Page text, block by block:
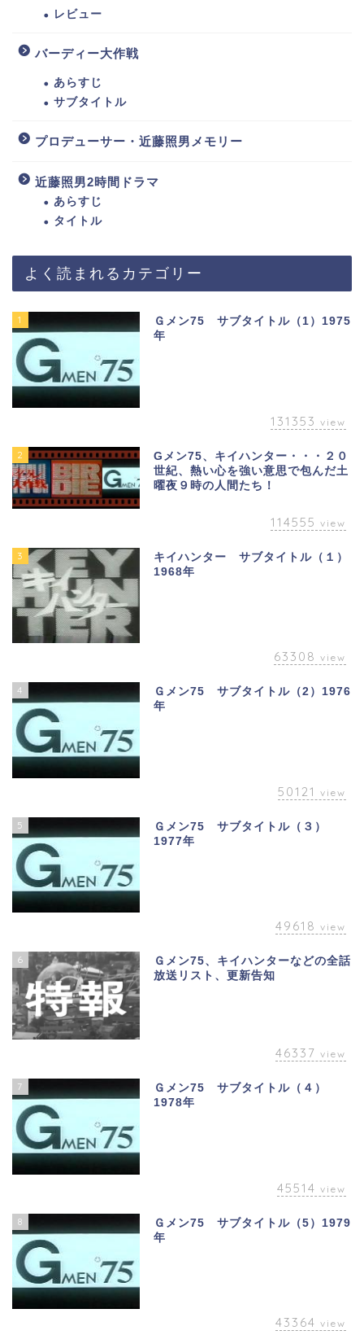
レビュー
バーディー大作戦
あらすじ
サブタイトル
プロデューサー・近藤照男メモリー
近藤照男2時間ドラマ
あらすじ
タイトル
よく読まれるカテゴリー
1
Ｇメン75 サブタイトル（1）1975
年
131353 view
2
Gメン75、キイハンター・・・２０
世紀、熱い心を強い意思で包んだ土
曜夜９時の人間たち！
114555 view
3
キイハンター サブタイトル（１）
1968年
63308 view
4
Ｇメン75 サブタイトル（2）1976
年
50121 view
5
Ｇメン75 サブタイトル（３）
1977年
49618 view
6
Ｇメン75、キイハンターなどの全話
放送リスト、更新告知
46337 view
7
Ｇメン75 サブタイトル（４）
1978年
45514 view
8
Ｇメン75 サブタイトル（5）1979
年
43364 view